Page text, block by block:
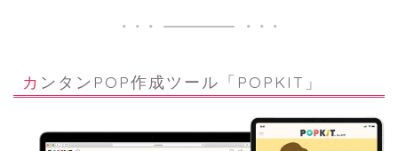
カンタンPOP作成ツール「POPKIT」